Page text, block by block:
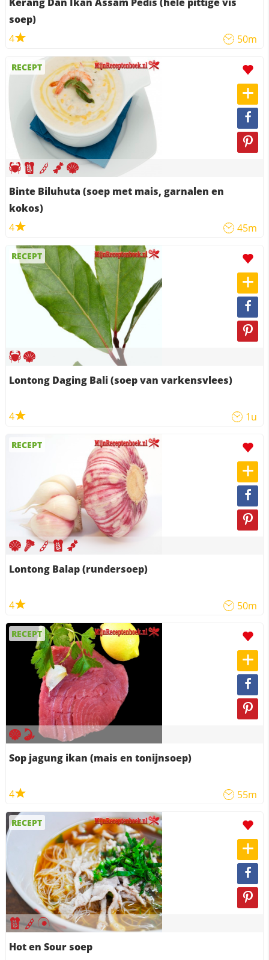
soep)
4
50m
RECEPT
Binte Biluhuta (soep met mais, garnalen en
kokos)
4
45m
RECEPT
Lontong Daging Bali (soep van varkensvlees)
4 1u
RECEPT
Lontong Balap (rundersoep)
4 50m
RECEPT
Sop jagung ikan (mais en tonijnsoep)
4 55m
RECEPT
Hot en Sour soep